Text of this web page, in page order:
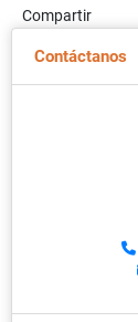
Compartir
Contáctanos